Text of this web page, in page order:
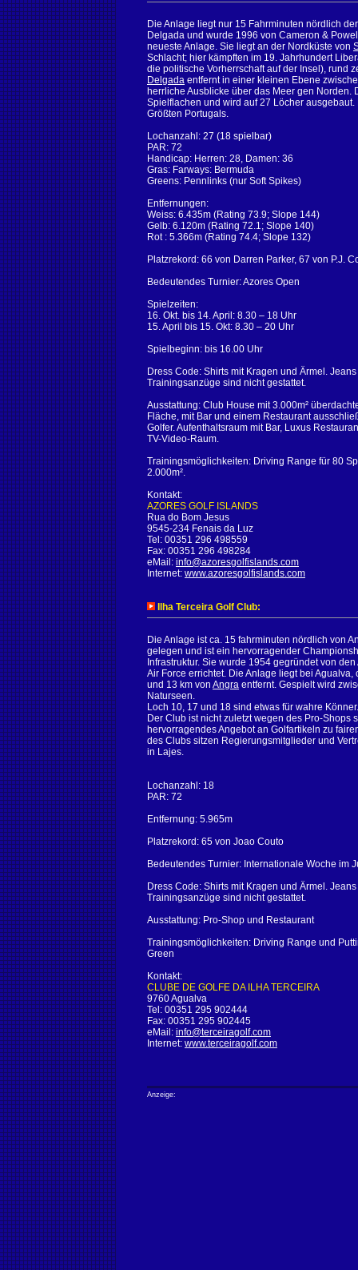
Die Anlage liegt nur 15 Fahrminuten nördlich
Delgada und wurde 1996 von Cameron &
neueste Anlage. Sie liegt an der Nordküste von
Schlacht; hier kämpften im 19. Jahrhundert
die politische Vorherrschaft auf der Insel), rund
Delgada entfernt in einer kleinen Ebene
herrliche Ausblicke über das Meer gen Norden.
Spielflachen und wird auf 27 Löcher
Größten Portugals.
Lochanzahl: 27 (18 spielbar)
PAR: 72
Handicap: Herren: 28, Damen: 36
Gras: Farways: Bermuda
Greens: Pennlinks (nur Soft Spikes)
Entfernungen:
Weiss: 6.435m (Rating 73.9; Slope 144)
Gelb: 6.120m (Rating 72.1; Slope 140)
Rot : 5.366m (Rating 74.4; Slope 132)
Platzrekord: 66 von Darren Parker, 67 von P.J.
Bedeutendes Turnier: Azores Open
Spielzeiten:
16. Okt. bis 14. April: 8.30 – 18 Uhr
15. April bis 15. Okt: 8.30 – 20 Uhr
Spielbeginn: bis 16.00 Uhr
Dress Code: Shirts mit Kragen und Ärmel.
Trainingsanzüge sind nicht gestattet.
Ausstattung: Club House mit 3.000m²
Fläche, mit Bar und einem Restaurant
Golfer. Aufenthaltsraum mit Bar, Luxus
TV-Video-Raum.
Trainingsmöglichkeiten: Driving Range für 80
2.000m².
Kontakt:
AZORES GOLF ISLANDS
Rua do Bom Jesus
9545-234 Fenais da Luz
Tel: 00351 296 498559
Fax: 00351 296 498284
eMail: info@azoresgolfislands.com
Internet: www.azoresgolfislands.com
Ilha Terceira Golf Club:
Die Anlage ist ca. 15 fahrminuten nördlich von
gelegen und ist ein hervorragender
Infrastruktur. Sie wurde 1954 gegründet von
Air Force errichtet. Die Anlage liegt bei Agualva,
und 13 km von Angra entfernt. Gespielt wird
Naturseen.
Loch 10, 17 und 18 sind etwas für wahre Könner.
Der Club ist nicht zuletzt wegen des Pro-Shops
hervorragendes Angebot an Golfartikeln zu
des Clubs sitzen Regierungsmitglieder und
in Lajes.
Lochanzahl: 18
PAR: 72
Entfernung: 5.965m
Platzrekord: 65 von Joao Couto
Bedeutendes Turnier: Internationale Woche im
Dress Code: Shirts mit Kragen und Ärmel.
Trainingsanzüge sind nicht gestattet.
Ausstattung: Pro-Shop und Restaurant
Trainingsmöglichkeiten: Driving Range und
Green
Kontakt:
CLUBE DE GOLFE DA ILHA TERCEIRA
9760 Agualva
Tel: 00351 295 902444
Fax: 00351 295 902445
eMail: info@terceiragolf.com
Internet: www.terceiragolf.com
Anzeige: